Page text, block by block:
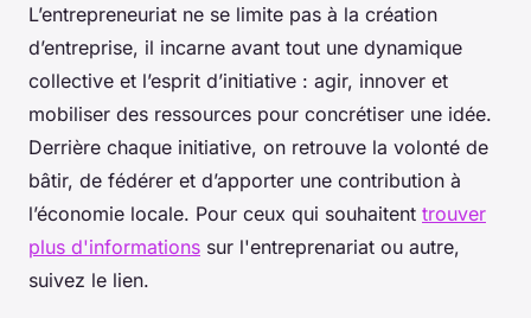
L’entrepreneuriat ne se limite pas à la création
d’entreprise, il incarne avant tout une dynamique
collective et l’esprit d’initiative : agir, innover et
mobiliser des ressources pour concrétiser une idée.
Derrière chaque initiative, on retrouve la volonté de
bâtir, de fédérer et d’apporter une contribution à
l’économie locale. Pour ceux qui souhaitent trouver
plus d'informations sur l'entreprenariat ou autre,
suivez le lien.